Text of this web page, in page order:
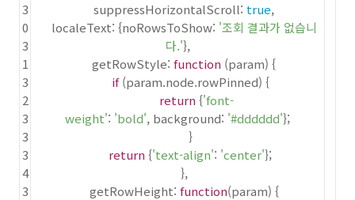
3
0
3
1
3
2
3
3
3
4
3
suppressHorizontalScroll: true,
localeText: {noRowsToShow: '조회 결과가 없습니
다.'},
getRowStyle: function (param) {
if(param.node.rowPinned) {
return {'font-
weight': 'bold', background: '#dddddd'};
}
return {'text-align': 'center'};
},
getRowHeight: function(param) {